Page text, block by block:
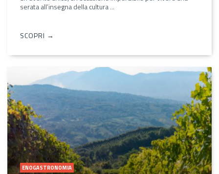
serata all’insegna della cultura ...
SCOPRI →
ENOGASTRONOMIA